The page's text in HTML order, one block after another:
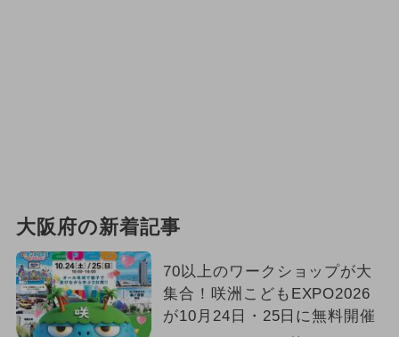
大阪府の新着記事
70以上のワークショップが大
集合！咲洲こどもEXPO2026
が10月24日・25日に無料開催